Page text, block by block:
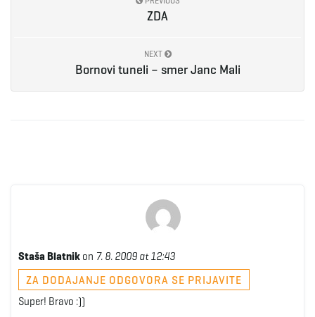
ZDA
NEXT
Bornovi tuneli – smer Janc Mali
Staša Blatnik on 7. 8. 2009 at 12:43
ZA DODAJANJE ODGOVORA SE PRIJAVITE
Super! Bravo :))